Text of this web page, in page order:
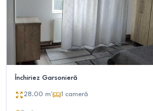
Închiriez Garsonieră
28.00 m² 1 cameră